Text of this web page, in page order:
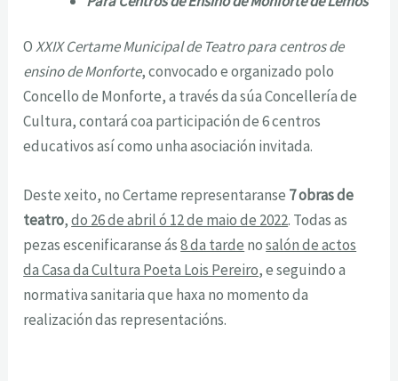
OXXIX Certame Municipal de Teatro para centros de
ensino de Monforte, convocado e organizado polo
Concello de Monforte, a través da súa Concellería de
Cultura, contará coa participación de 6 centros
educativos así como unha asociación invitada.
Deste xeito, no Certame representaranse 7 obras de
teatro,do 26 de abril ó 12 de maio de 2022. Todas as
pezas escenificaranse ás8 da tarde nosalón de actos
da Casa da Cultura Poeta Lois Pereiro, e seguindo a
normativa sanitaria que haxa no momento da
realización das representacións.